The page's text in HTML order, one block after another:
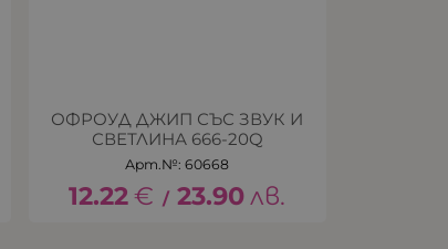
ОФРОУД ДЖИП СЪС ЗВУК И
СВЕТЛИНА 666-20Q
Арт.№: 60668
12.22€ / 23.90лв.